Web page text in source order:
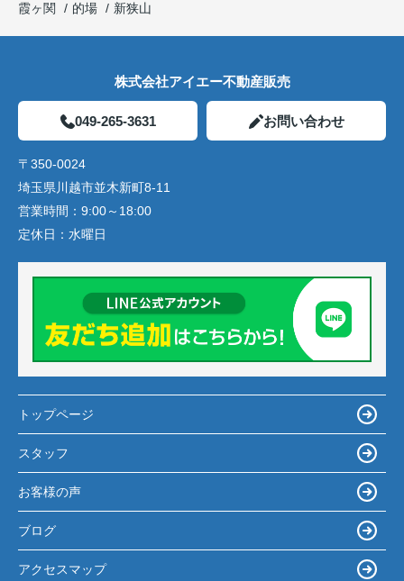
霞ヶ関
的場 新狭山
株式会社アイエー不動産販売
049-265-3631 お問い合わせ
〒350-0024
埼玉県川越市並木新町8-11
営業時間： 9:00～18:00
定休日： 水曜日
トップページ
スタッフ
お客様の声
ブログ
アクセスマップ